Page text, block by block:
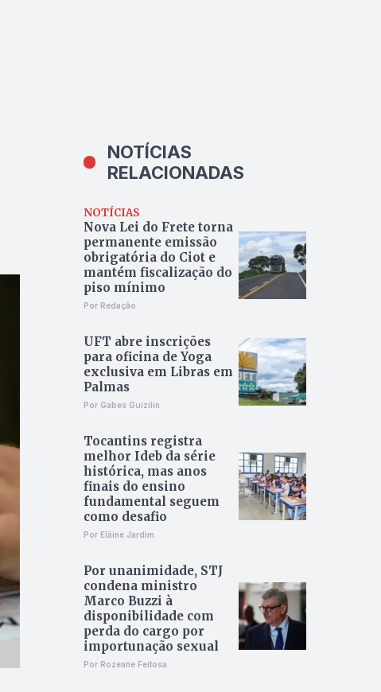
NOTÍCIAS
RELACIONADAS
NOTÍCIAS
Nova Lei do Frete torna
permanente emissão
obrigatória do Ciot e
mantém fiscalização do
piso mínimo
Por Redação
UFT abre inscrições
para oficina de Yoga
exclusiva em Libras em
Palmas
Por Gabes Guizilin
Tocantins registra
melhor Ideb da série
histórica, mas anos
finais do ensino
fundamental seguem
como desafio
Por Elâine Jardim
Por unanimidade, STJ
condena ministro
Marco Buzzi à
disponibilidade com
perda do cargo por
importunação sexual
Por Rozeane Feitosa